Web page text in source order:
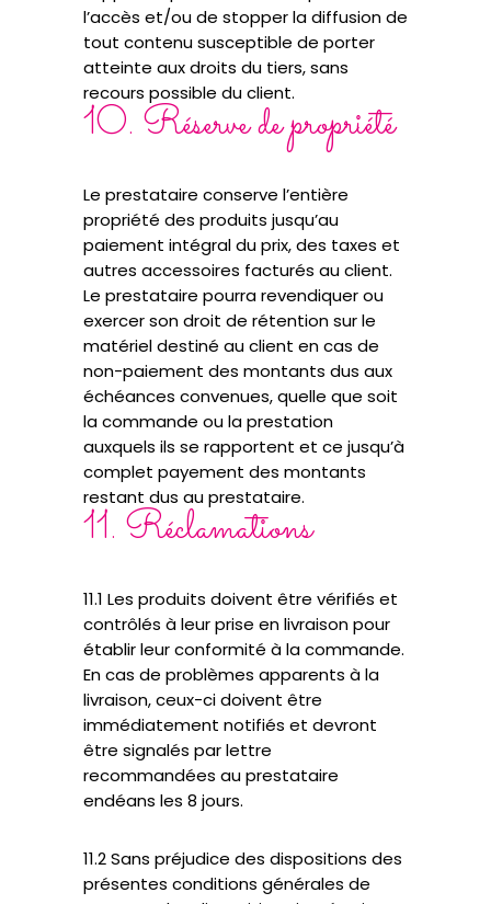
l’accès et/ou de stopper la diffusion de
tout contenu susceptible de porter
atteinte aux droits du tiers, sans
recours possible du client.
10. Réserve de propriété
Le prestataire conserve l’entière
propriété des produits jusqu’au
paiement intégral du prix, des taxes et
autres accessoires facturés au client.
Le prestataire pourra revendiquer ou
exercer son droit de rétention sur le
matériel destiné au client en cas de
non-paiement des montants dus aux
échéances convenues, quelle que soit
la commande ou la prestation
auxquels ils se rapportent et ce jusqu’à
complet payement des montants
restant dus au prestataire.
11. Réclamations
11.1 Les produits doivent être vérifiés et
contrôlés à leur prise en livraison pour
établir leur conformité à la commande.
En cas de problèmes apparents à la
livraison, ceux-ci doivent être
immédiatement notifiés et devront
être signalés par lettre
recommandées au prestataire
endéans les 8 jours.
11.2 Sans préjudice des dispositions des
présentes conditions générales de